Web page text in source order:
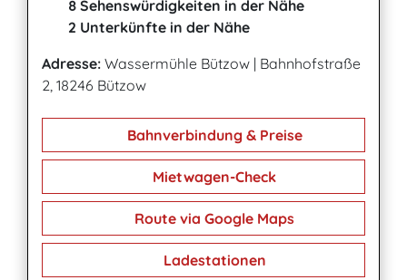
8 Sehenswürdigkeiten in der Nähe
2 Unterkünfte in der Nähe
Adresse: Wassermühle Bützow | Bahnhofstraße
2, 18246 Bützow
Bahnverbindung & Preise
Mietwagen-Check
Route via Google Maps
Ladestationen